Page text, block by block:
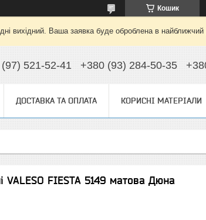
Кошик
вихідний. Ваша заявка буде оброблена в
521-52-41 +380 (93) 284-50-35
ДОСТАВКА ТА ОПЛАТА КОРИСНІ МАТЕРІАЛИ
VALESO FIESTA 5149 матова Дюна